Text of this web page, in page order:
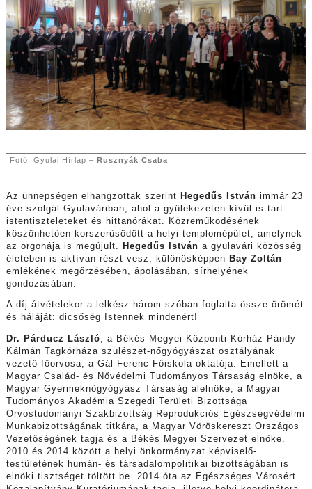
Fotó: Gyulai Hírlap – Rusznyák Csaba
Az ünnepségen elhangzottak szerint Hegedűs István immár 23
éve szolgál Gyulaváriban, ahol a gyülekezeten kívül is tart
istentiszteleteket és hittanórákat. Közreműködésének
köszönhetően korszerűsödött a helyi templomépület, amelynek
az orgonája is megújult.
Hegedűs István a gyulavári közösség
életében is aktívan részt vesz, különösképpen Bay Zoltán
emlékének megőrzésében, ápolásában, sírhelyének
gondozásában.
A díj átvételekor a lelkész három szóban foglalta össze örömét
és háláját: dicsőség Istennek mindenért!
Dr. Párducz László, a Békés Megyei Központi Kórház Pándy
Kálmán Tagkórháza szülészet-nőgyógyászat osztályának
vezető főorvosa, a Gál Ferenc Főiskola oktatója. Emellett a
Magyar Család- és Nővédelmi Tudományos Társaság elnöke, a
Magyar Gyermeknőgyógyász Társaság alelnöke, a Magyar
Tudományos Akadémia Szegedi Területi Bizottsága
Orvostudományi Szakbizottság Reprodukciós Egészségvédelmi
Munkabizottságának titkára, a Magyar Vöröskereszt Országos
Vezetőségének tagja és a Békés Megyei Szervezet elnöke.
2010 és 2014 között a helyi önkormányzat képviselő-
testületének humán- és társadalompolitikai bizottságában is
elnöki tisztséget töltött be. 2014 óta az Egészséges Városért